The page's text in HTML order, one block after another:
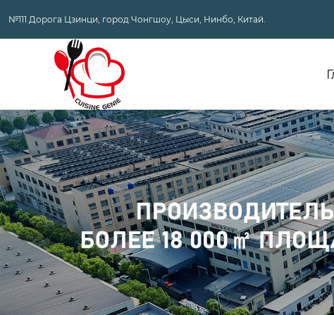
№111 Дорога Цзинци, город Чонгшоу, Цыси, Нинбо, Китай.